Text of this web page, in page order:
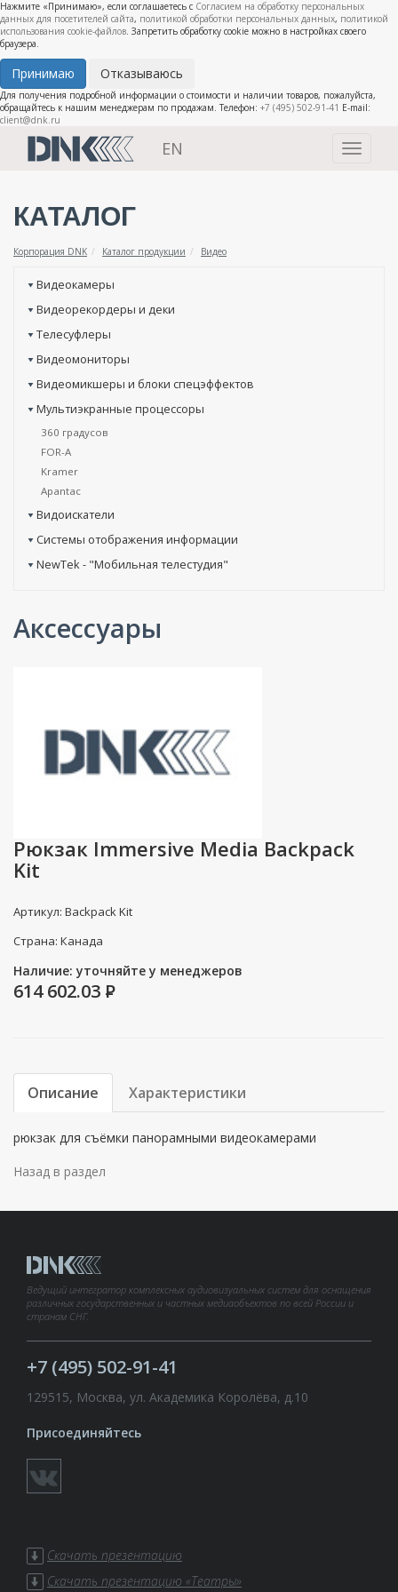
Нажмите «Принимаю», если соглашаетесь с Согласием на обработку персональных
данных для посетителей сайта, политикой обработки персональных данных, политикой
использования cookie-файлов. Запретить обработку cookie можно в настройках своего
браузера.
Принимаю Отказываюсь
Для получения подробной информации о стоимости и наличии товаров, пожалуйста,
обращайтесь к нашим менеджерам по продажам. Телефон: +7 (495) 502-91-41 E-mail:
client@dnk.ru
Toggle
EN
КАТАЛОГ
Корпорация DNK Каталог продукции Видео
Видеокамеры
Видеорекордеры и деки
Телесуфлеры
Видеомониторы
Видеомикшеры и блоки спецэффектов
Мультиэкранные процессоры
360 градусов
FOR-A
Kramer
Apantac
Видоискатели
Системы отображения информации
NewTek - "Мобильная телестудия"
Аксессуары
Рюкзак Immersive Media Backpack
Kit
Артикул: Backpack Kit
Страна: Канада
Наличие: уточняйте у менеджеров
614 602.03 P
Описание Характеристики
рюкзак для съёмки панорамными видеокамерами
Назад в раздел
Ведущий интегратор комплексных аудиовизуальных систем для оснащения
различных государственных и частных медиаобъектов по всей России и
странам СНГ.
+7 (495) 502-91-41
129515, Москва, ул. Академика Королёва, д.10
Присоединяйтесь
Скачать презентацию
Скачать презентацию «Театры»